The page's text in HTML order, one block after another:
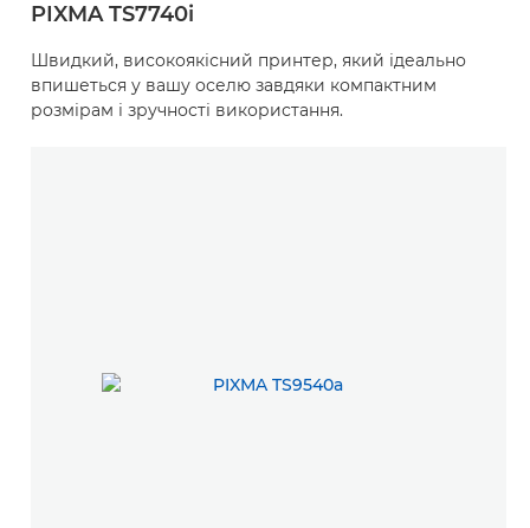
PIXMA TS7740i
Швидкий, високоякісний принтер, який ідеально
впишеться у вашу оселю завдяки компактним
розмірам і зручності використання.